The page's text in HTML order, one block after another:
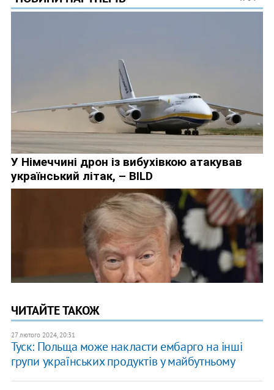
ЧИТАЙТЕ ТАКОЖ
27 лютого 2024, 20:31
Туск: Польща може накласти ембарго на інші
групи українських продуктів у майбутньому